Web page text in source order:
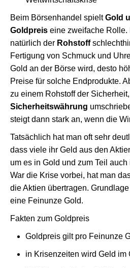
Beim Börsenhandel spieltGold
Goldpreis eine zweifache Rolle.
natürlich der Rohstoff
Fertigung von Schmuck und
Gold an der Börse wird, desto
Preise für solche Endprodukte.
zu einem Rohstoff der
Sicherheitswährung
steigt dann stark an, wenn die
Tatsächlich hat man oft sehr
dass viele ihr Geld aus den
um es in Gold und zum Teil
War die Krise vorbei, hat man
die Aktien übertragen.
eine Feinunze Gold.
Fakten zum Goldpreis
Goldpreis gilt pro Feinunze
in Krisenzeiten wird Geld im